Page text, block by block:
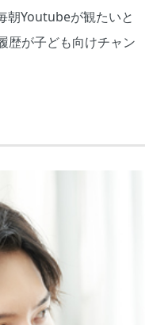
朝Youtubeが観たいと
歴が子ども向けチャン